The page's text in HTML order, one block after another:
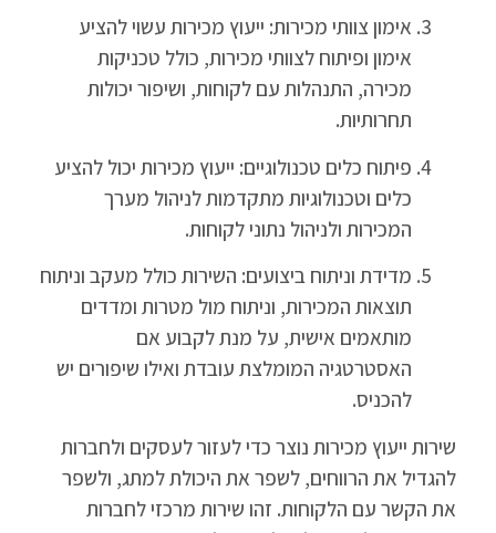
אימון צוותי מכירות: ייעוץ מכירות עשוי להציע
אימון ופיתוח לצוותי מכירות, כולל טכניקות
מכירה, התנהלות עם לקוחות, ושיפור יכולות
תחרותיות.
פיתוח כלים טכנולוגיים: ייעוץ מכירות יכול להציע
כלים וטכנולוגיות מתקדמות לניהול מערך
המכירות ולניהול נתוני לקוחות.
מדידת וניתוח ביצועים: השירות כולל מעקב וניתוח
תוצאות המכירות, וניתוח מול מטרות ומדדים
מותאמים אישית, על מנת לקבוע אם
האסטרטגיה המומלצת עובדת ואילו שיפורים יש
להכניס.
שירות ייעוץ מכירות נוצר כדי לעזור לעסקים ולחברות
להגדיל את הרווחים, לשפר את היכולת למתג, ולשפר
את הקשר עם הלקוחות. זהו שירות מרכזי לחברות